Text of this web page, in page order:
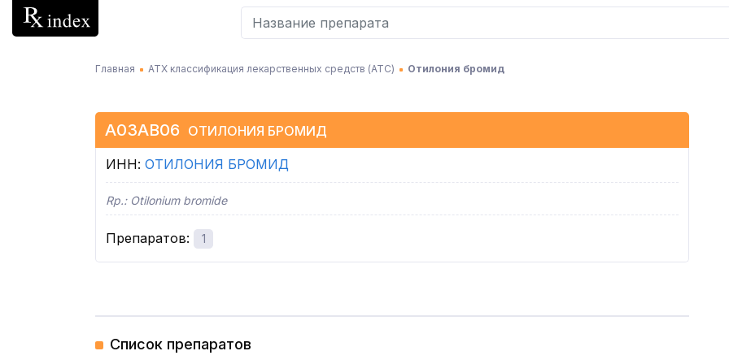
Главная АТХ классификация лекарственных средств (АТC) Отилония бромид
A03AB06 ОТИЛОНИЯ БРОМИД
ИНН: ОТИЛОНИЯ БРОМИД
Rp.: Otilonium bromide
Препаратов: 1
Список препаратов